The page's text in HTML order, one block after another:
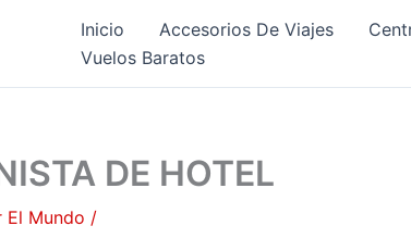
Inicio Accesorios De Viajes
Vuelos Baratos
DE HOTEL
El Mundo /